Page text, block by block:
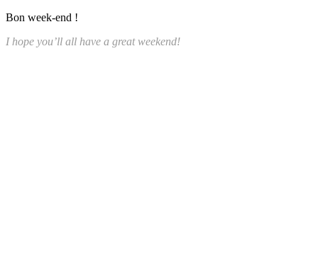
Bon week-end !
I hope you’ll all have a great weekend!